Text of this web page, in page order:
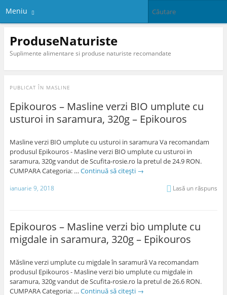
Meniu
ProduseNaturiste
Suplimente alimentare si produse naturiste recomandate
PUBLICAT ÎN MASLINE
Epikouros – Masline verzi BIO umplute cu
usturoi in saramura, 320g – Epikouros
Masline verzi BIO umplute cu usturoi in saramura Va recomandam
produsul Epikouros - Masline verzi BIO umplute cu usturoi in
saramura, 320g vandut de Scufita-rosie.ro la pretul de 24.9 RON.
CUMPARA Categoria: … Continuă să citești →
ianuarie 9, 2018 Lasă un răspuns
Epikouros – Masline verzi bio umplute cu
migdale in saramura, 320g – Epikouros
Măsline verzi umplute cu migdale în saramură Va recomandam
produsul Epikouros - Masline verzi bio umplute cu migdale in
saramura, 320g vandut de Scufita-rosie.ro la pretul de 26.6 RON.
CUMPARA Categoria: … Continuă să citești →